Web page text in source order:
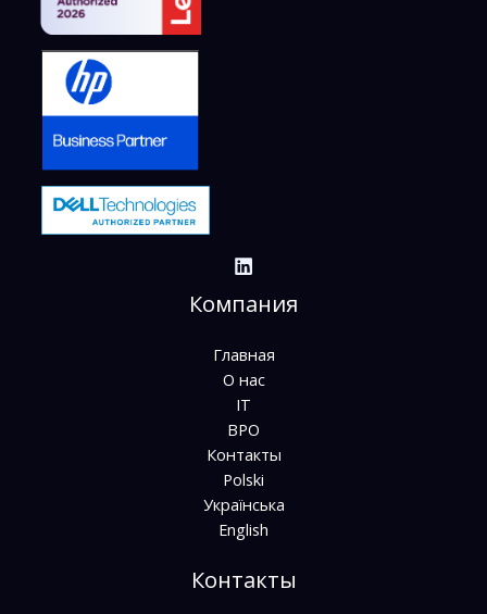
Компания
Главная
О нас
IT
BPO
Контакты
Polski
Українська
English
Контакты